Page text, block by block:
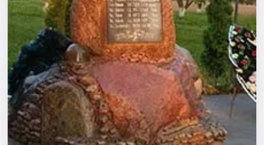
Города
Площадки
Артисты
Рейтинги